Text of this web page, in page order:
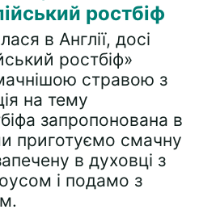
ростбіф
в Англії, досі
ростбіф»
стравою з
на тему
запропонована в
приготуємо смачну
в духовці з
і подамо з